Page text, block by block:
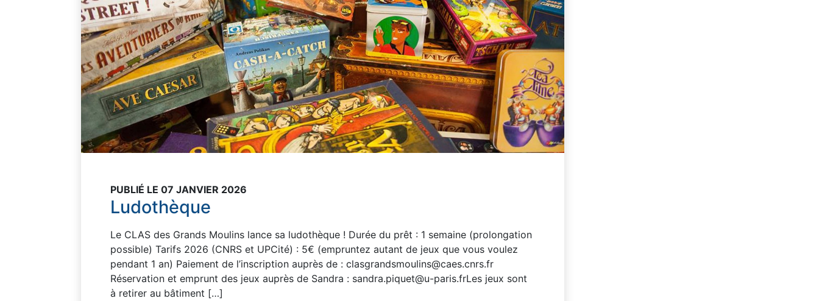
PUBLIÉ LE 07 JANVIER 2026
Ludothèque
Le CLAS des Grands Moulins lance sa ludothèque ! Durée du prêt : 1 semaine (prolongation
possible) Tarifs 2026 (CNRS et UPCité) : 5€ (empruntez autant de jeux que vous voulez
pendant 1 an) Paiement de l’inscription auprès de : clasgrandsmoulins@caes.cnrs.fr
Réservation et emprunt des jeux auprès de Sandra : sandra.piquet@u-paris.frLes jeux sont
à retirer au bâtiment […]